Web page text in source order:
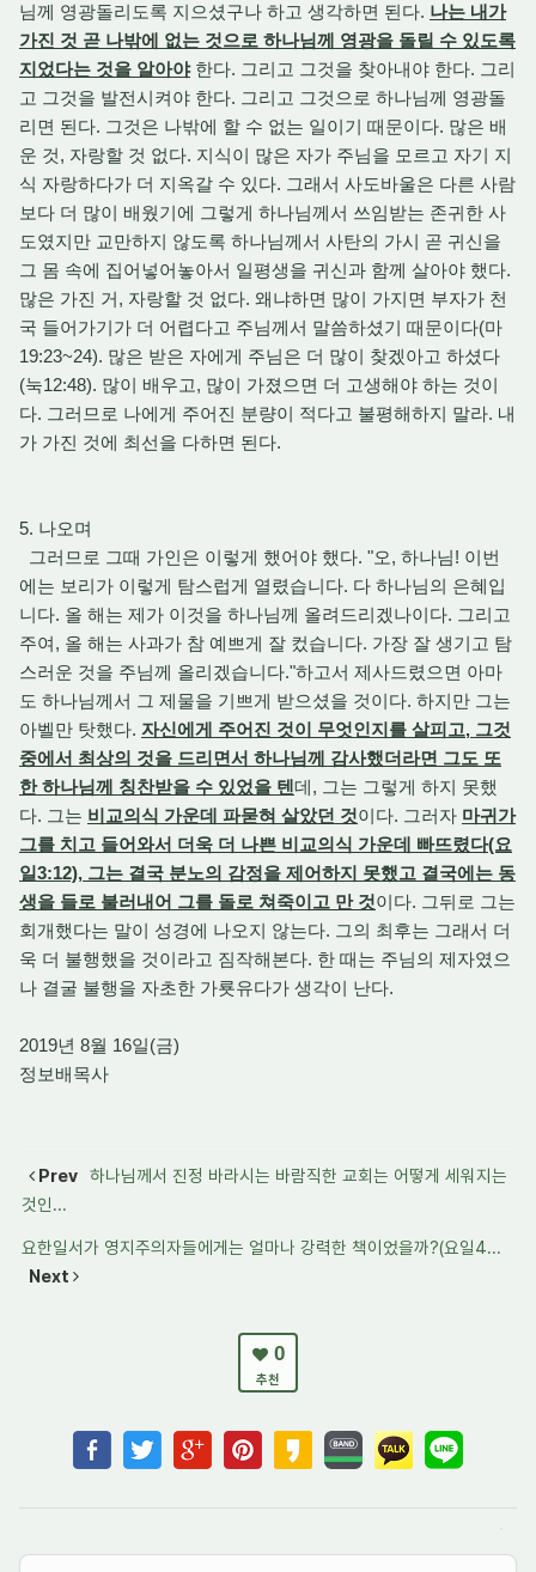
님께 영광돌리도록 지으셨구나 하고 생각하면 된다. 나는 내가
가진 것 곧 나밖에 없는 것으로 하나님께 영광을 돌릴 수 있도록
지었다는 것을 알아야한다. 그리고 그것을 찾아내야 한다. 그리
고 그것을 발전시켜야 한다. 그리고 그것으로 하나님께 영광돌
리면 된다. 그것은 나밖에 할 수 없는 일이기 때문이다. 많은 배
운 것, 자랑할 것 없다. 지식이 많은 자가 주님을 모르고 자기 지
식 자랑하다가 더 지옥갈 수 있다. 그래서 사도바울은 다른 사람
보다 더 많이 배웠기에 그렇게 하나님께서 쓰임받는 존귀한 사
도였지만 교만하지 않도록 하나님께서 사탄의 가시 곧 귀신을
그 몸 속에 집어넣어놓아서 일평생을 귀신과 함께 살아야 했다.
많은 가진 거, 자랑할 것 없다. 왜냐하면 많이 가지면 부자가 천
국 들어가기가 더 어렵다고 주님께서 말씀하셨기 때문이다(마
19:23~24). 많은 받은 자에게 주님은 더 많이 찾겠아고 하셨다
(눅12:48). 많이 배우고, 많이 가졌으면 더 고생해야 하는 것이
다. 그러므로 나에게 주어진 분량이 적다고 불평해하지 말라. 내
가 가진 것에 최선을 다하면 된다.
5. 나오며
그러므로 그때 가인은 이렇게 했어야 했다. "오, 하나님! 이번
에는 보리가 이렇게 탐스럽게 열렸습니다. 다 하나님의 은혜입
니다. 올 해는 제가 이것을 하나님께 올려드리겠나이다. 그리고
주여, 올 해는 사과가 참 예쁘게 잘 컸습니다. 가장 잘 생기고 탐
스러운 것을 주님께 올리겠습니다."하고서 제사드렸으면 아마
도 하나님께서 그 제물을 기쁘게 받으셨을 것이다. 하지만 그는
아벨만 탓했다. 자신에게 주어진 것이 무엇인지를 살피고, 그것
중에서 최상의 것을 드리면서 하나님께 감사했더라면 그도 또
한 하나님께 칭찬받을 수 있었을 텐데, 그는 그렇게 하지 못했
다. 그는 비교의식 가운데 파묻혀 살았던 것이다. 그러자 마귀가
그를 치고 들어와서 더욱 더 나쁜 비교의식 가운데 빠뜨렸다(요
일3:12), 그는 결국 분노의 감정을 제어하지 못했고 결국에는 동
생을 들로 불러내어 그를 돌로 쳐죽이고 만 것이다. 그뒤로 그는
회개했다는 말이 성경에 나오지 않는다. 그의 최후는 그래서 더
욱 더 불행했을 것이라고 짐작해본다. 한 때는 주님의 제자였으
나 결굴 불행을 자초한 가룟유다가 생각이 난다.
2019년 8월 16일(금)
정보배목사
Prev 하나님께서 진정 바라시는 바람직한 교회는 어떻게 세워지는
것인...
요한일서가 영지주의자들에게는 얼마나 강력한 책이었을까?(요일4...
Next
0
추천